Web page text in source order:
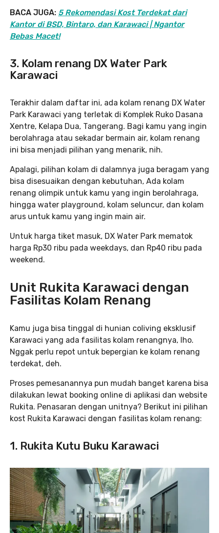
BACA JUGA: 5 Rekomendasi Kost Terdekat dari
Kantor di BSD, Bintaro, dan Karawaci | Ngantor
Bebas Macet!
3. Kolam renang DX Water Park
Karawaci
Terakhir dalam daftar ini, ada kolam renang DX Water
Park Karawaci yang terletak di Komplek Ruko Dasana
Xentre, Kelapa Dua, Tangerang. Bagi kamu yang ingin
berolahraga atau sekadar bermain air, kolam renang
ini bisa menjadi pilihan yang menarik, nih.
Apalagi, pilihan kolam di dalamnya juga beragam yang
bisa disesuaikan dengan kebutuhan, Ada kolam
renang olimpik untuk kamu yang ingin berolahraga,
hingga water playground, kolam seluncur, dan kolam
arus untuk kamu yang ingin main air.
Untuk harga tiket masuk, DX Water Park mematok
harga Rp30 ribu pada weekdays, dan Rp40 ribu pada
weekend.
Unit Rukita Karawaci dengan
Fasilitas Kolam Renang
Kamu juga bisa tinggal di hunian coliving eksklusif
Karawaci yang ada fasilitas kolam renangnya, lho.
Nggak perlu repot untuk bepergian ke kolam renang
terdekat, deh.
Proses pemesanannya pun mudah banget karena bisa
dilakukan lewat booking online di aplikasi dan website
Rukita. Penasaran dengan unitnya? Berikut ini pilihan
kost Rukita Karawaci dengan fasilitas kolam renang:
1. Rukita Kutu Buku Karawaci